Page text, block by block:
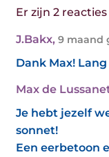
Er zijn 2
J.Bakx, 9 maand
Dank Max!
Max de
Je hebt jezelf
sonnet!
Een eerbetoon